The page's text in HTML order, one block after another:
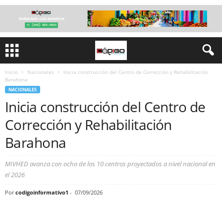
Inicio Nacionales
Inicia construcción del Centro de Corrección y Rehabilitación
Barahona
NACIONALES
Inicia construcción del Centro de
Corrección y Rehabilitación
Barahona
MIVHED avanza con ocho de los 10 centros proyectados a nivel nacional en
el 2026
Por codigoinformativo1 - 07/09/2026